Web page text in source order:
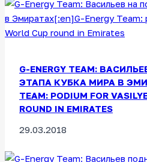
G-ENERGY TEAM:
ЭТАПА КУБКА МИРА В
TEAM: PODIUM FOR
ROUND IN EMIRATES
29.03.2018